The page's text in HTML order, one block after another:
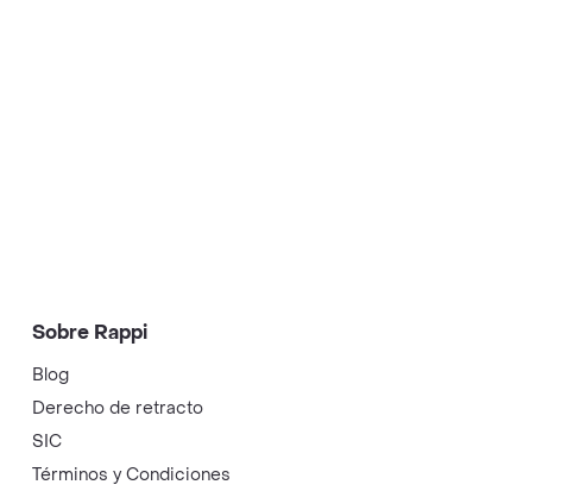
Sobre Rappi
Blog
Derecho de retracto
SIC
Términos y Condiciones